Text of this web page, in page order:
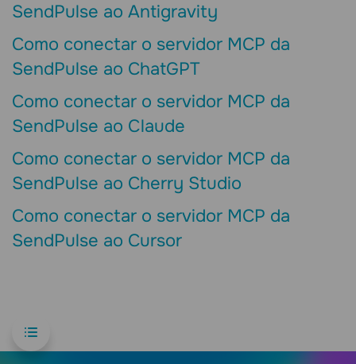
SendPulse ao Antigravity
Como conectar o servidor MCP da
SendPulse ao ChatGPT
Como conectar o servidor MCP da
SendPulse ao Сlaude
Como conectar o servidor MCP da
SendPulse ao Cherry Studio
Como conectar o servidor MCP da
SendPulse ao Cursor